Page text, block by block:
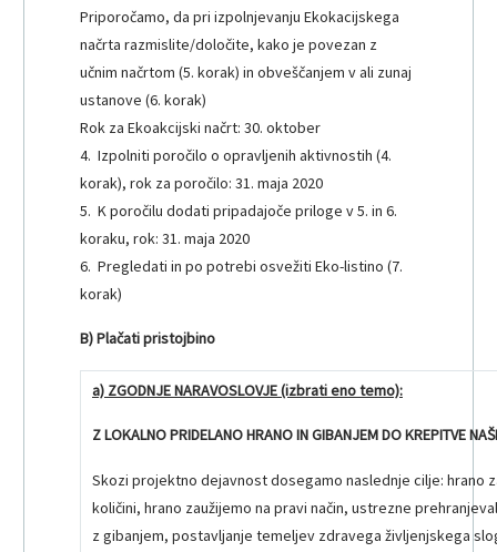
Priporočamo, da pri izpolnjevanju Ekokacijskega
načrta razmislite/določite, kako je povezan z
učnim načrtom (5. korak) in obveščanjem v ali zunaj
ustanove (6. korak)
Rok za Ekoakcijski načrt: 30. oktober
4. Izpolniti poročilo o opravljenih aktivnostih (4.
korak), rok za poročilo: 31. maja 2020
5. K poročilu dodati pripadajoče priloge v 5. in 6.
koraku, rok: 31. maja 2020
6. Pregledati in po potrebi osvežiti Eko-listino (7.
korak)
B)Plačati pristojbino
a) ZGODNJE NARAVOSLOVJE (izbrati eno temo):
Z LOKALNO PRIDELANO HRANO IN GIBANJEM DO KREPITVE
Skozi projektno dejavnost dosegamo naslednje cilje: hrano
količini, hrano zaužijemo na pravi način, ustrezne
z gibanjem, postavljanje temeljev zdravega življenjskega